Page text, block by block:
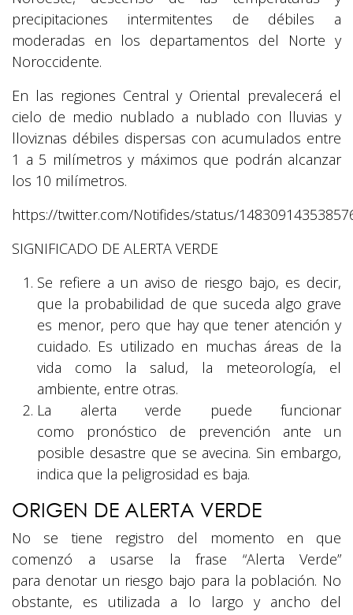
precipitaciones intermitentes de débiles a
moderadas en los departamentos del Norte y
Noroccidente.
En las regiones Central y Oriental prevalecerá el
cielo de medio nublado a nublado con lluvias y
lloviznas débiles dispersas con acumulados entre
1 a 5 milímetros y máximos que podrán alcanzar
los 10 milímetros.
https://twitter.com/Notifides/status/
SIGNIFICADO DE ALERTA VERDE
Se refiere a un aviso de riesgo bajo, es decir,
que la probabilidad de que suceda algo grave
es menor, pero que hay que tener atención y
cuidado. Es utilizado en muchas áreas de la
vida como la salud, la meteorología, el
ambiente, entre otras.
La alerta verde puede funcionar
como pronóstico de prevención ante un
posible desastre que se avecina. Sin embargo,
indica que la peligrosidad es baja.
ORIGEN DE ALERTA VERDE
No se tiene registro del momento en que
comenzó a usarse la frase “Alerta Verde”
para denotar un riesgo bajo para la población. No
obstante, es utilizada a lo largo y ancho del